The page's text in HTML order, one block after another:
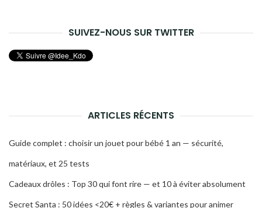
SUIVEZ-NOUS SUR TWITTER
ARTICLES RÉCENTS
Guide complet : choisir un jouet pour bébé 1 an — sécurité,
matériaux, et 25 tests
Cadeaux drôles : Top 30 qui font rire — et 10 à éviter absolument
Secret Santa : 50 idées <20€ + règles & variantes pour animer